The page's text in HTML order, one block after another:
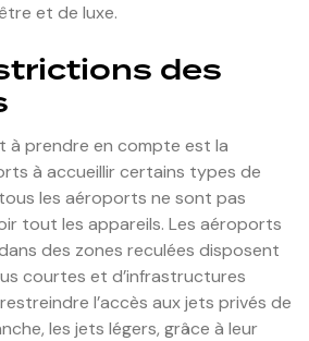
et de luxe.
des
à prendre en compte est la
à accueillir certains types de
les aéroports ne sont pas
tout les appareils. Les aéroports
des zones reculées disposent
courtes et d’infrastructures
l’accès aux jets privés de
les jets légers, grâce à leur